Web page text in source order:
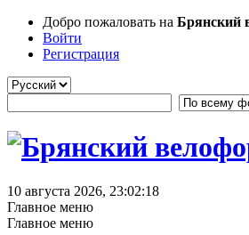
Добро пожаловать на Брянский
Войти
Регистрация
10 августа 2026, 23:02:18
Главное меню
Главное меню